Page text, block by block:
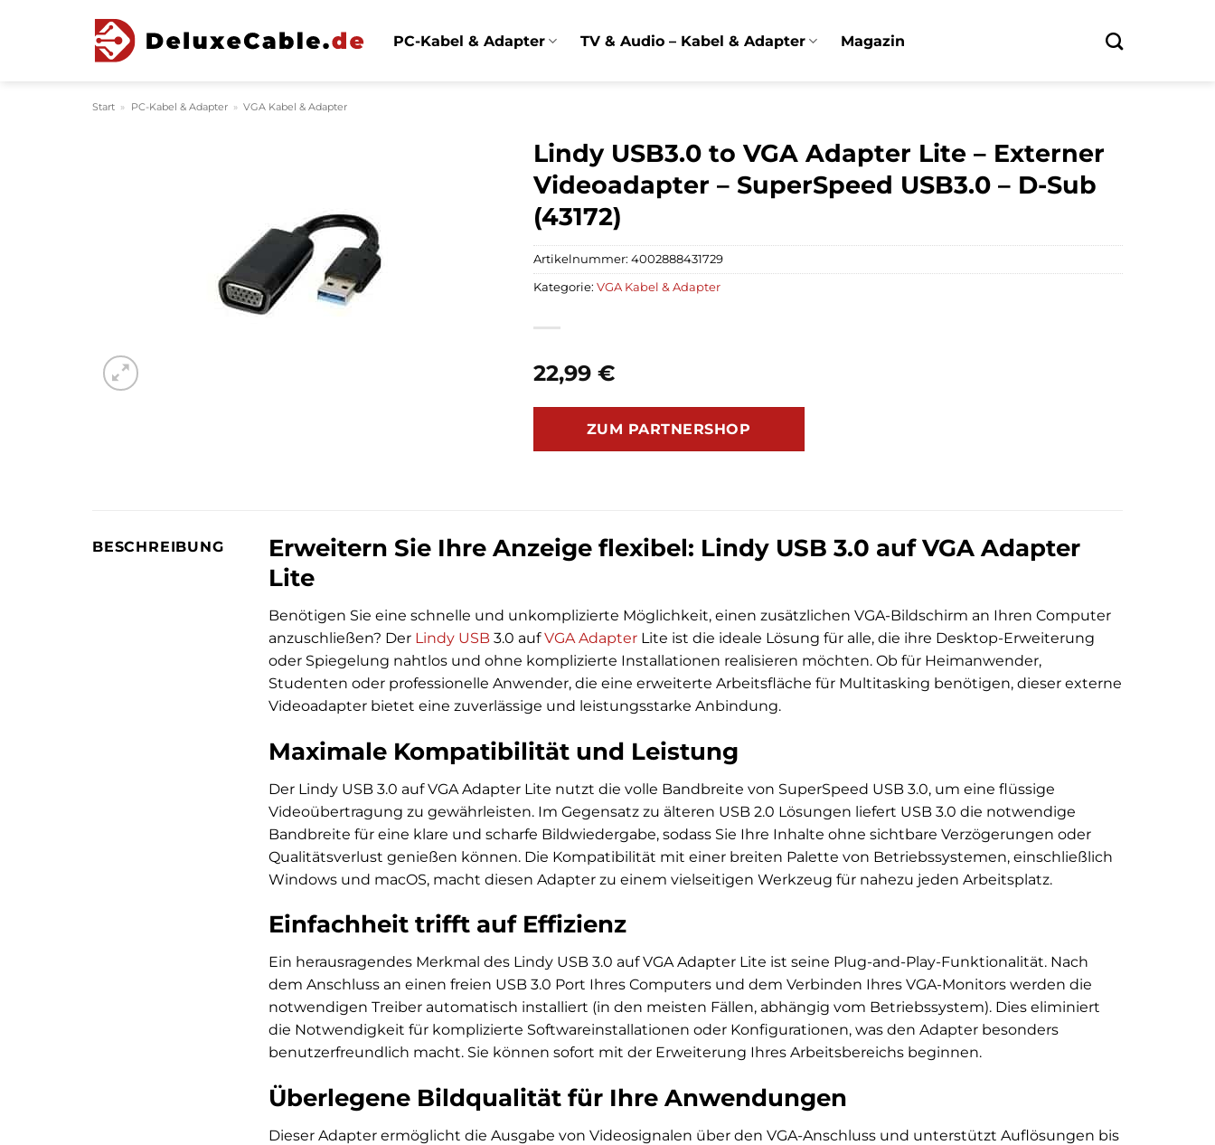
PC-Kabel & Adapter TV & Audio – Kabel & Adapter Magazin
Start » PC-Kabel & Adapter » VGA Kabel & Adapter
Lindy USB3.0 to VGA Adapter Lite – Externer
Videoadapter – SuperSpeed USB3.0 – D-Sub
(43172)
22,99 €
ZUM PARTNERSHOP
Artikelnummer: 4002888431729
Kategorie: VGA Kabel & Adapter
BESCHREIBUNG
Erweitern Sie Ihre Anzeige flexibel: Lindy USB 3.0 auf VGA Adapter
Lite
Benötigen Sie eine schnelle und unkomplizierte Möglichkeit, einen zusätzlichen VGA-Bildschirm an Ihren Computer
anzuschließen? Der Lindy USB 3.0 aufVGA Adapter Lite ist die ideale Lösung für alle, die ihre Desktop-Erweiterung
oder Spiegelung nahtlos und ohne komplizierte Installationen realisieren möchten. Ob für Heimanwender,
Studenten oder professionelle Anwender, die eine erweiterte Arbeitsfläche für Multitasking benötigen, dieser externe
Videoadapter bietet eine zuverlässige und leistungsstarke Anbindung.
Maximale Kompatibilität und Leistung
Der Lindy USB 3.0 auf VGA Adapter Lite nutzt die volle Bandbreite von SuperSpeed USB 3.0, um eine flüssige
Videoübertragung zu gewährleisten. Im Gegensatz zu älteren USB 2.0 Lösungen liefert USB 3.0 die notwendige
Bandbreite für eine klare und scharfe Bildwiedergabe, sodass Sie Ihre Inhalte ohne sichtbare Verzögerungen oder
Qualitätsverlust genießen können. Die Kompatibilität mit einer breiten Palette von Betriebssystemen, einschließlich
Windows und macOS, macht diesen Adapter zu einem vielseitigen Werkzeug für nahezu jeden Arbeitsplatz.
Einfachheit trifft auf Effizienz
Ein herausragendes Merkmal des Lindy USB 3.0 auf VGA Adapter Lite ist seine Plug-and-Play-Funktionalität. Nach
dem Anschluss an einen freien USB 3.0 Port Ihres Computers und dem Verbinden Ihres VGA-Monitors werden die
notwendigen Treiber automatisch installiert (in den meisten Fällen, abhängig vom Betriebssystem). Dies eliminiert
die Notwendigkeit für komplizierte Softwareinstallationen oder Konfigurationen, was den Adapter besonders
benutzerfreundlich macht. Sie können sofort mit der Erweiterung Ihres Arbeitsbereichs beginnen.
Überlegene Bildqualität für Ihre Anwendungen
Dieser Adapter ermöglicht die Ausgabe von Videosignalen über den VGA-Anschluss und unterstützt Auflösungen bis